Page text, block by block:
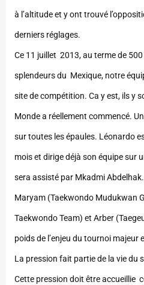
à l’altitude et y ont trouvé
derniers réglages.
Ce 11 juillet 2013, au terme de
splendeurs du Mexique, notre
site de compétition. Ca y est, ils y
Monde a réellement commencé.
sur toutes les épaules. Léonardo
mois et dirige déjà son équipe sur
sera assisté par Mkadmi
Maryam (Taekwondo Mudukwan
Taekwondo Team) et Arber
poids de l’enjeu du tournoi majeur
La pression fait partie de la vie du
Cette pression doit être accueillie